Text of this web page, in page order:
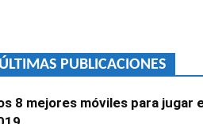
PUBLICACIONES
8 mejores móviles para jugar